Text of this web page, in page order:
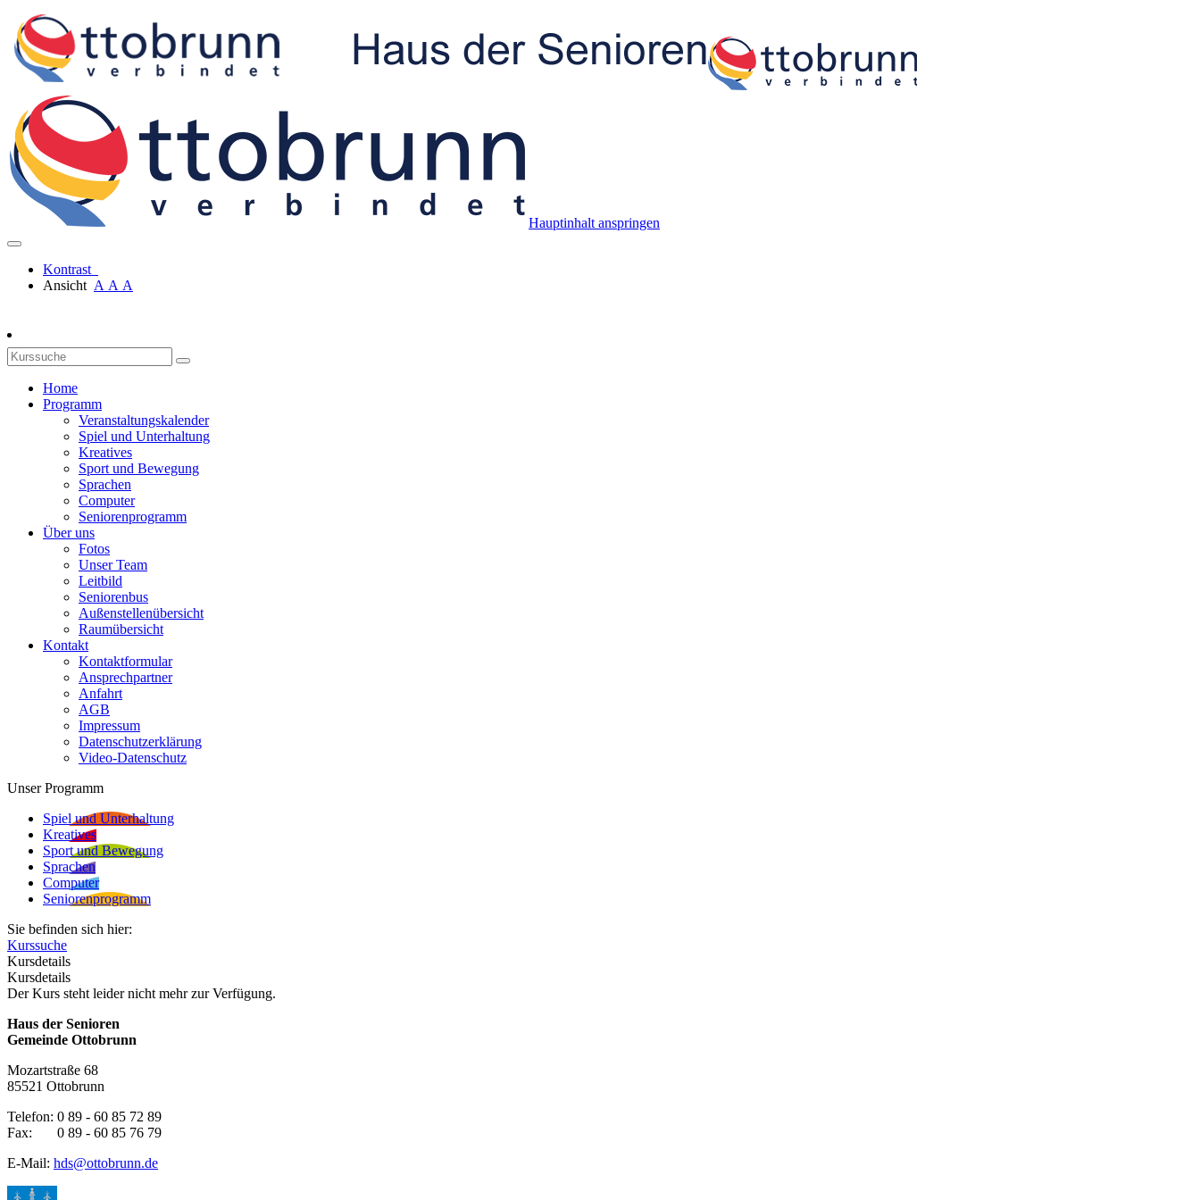
Hauptinhalt anspringen
Kontrast
Ansicht A A A
Home
Programm
Veranstaltungskalender
Spiel und Unterhaltung
Kreatives
Sport und Bewegung
Sprachen
Computer
Seniorenprogramm
Über uns
Fotos
Unser Team
Leitbild
Seniorenbus
Außenstellenübersicht
Raumübersicht
Kontakt
Kontaktformular
Ansprechpartner
Anfahrt
AGB
Impressum
Datenschutzerklärung
Video-Datenschutz
Unser Programm
Spiel und Unterhaltung
Kreatives
Sport und Bewegung
Sprachen
Computer
Seniorenprogramm
Sie befinden sich hier:
Kurssuche
Kursdetails
Kursdetails
Der Kurs steht leider nicht mehr zur Verfügung.
Haus der Senioren
Gemeinde Ottobrunn
Mozartstraße 68
85521 Ottobrunn
Telefon: 0 89 - 60 85 72 89
Fax: 0 89 - 60 85 76 79
E-Mail: hds@ottobrunn.de